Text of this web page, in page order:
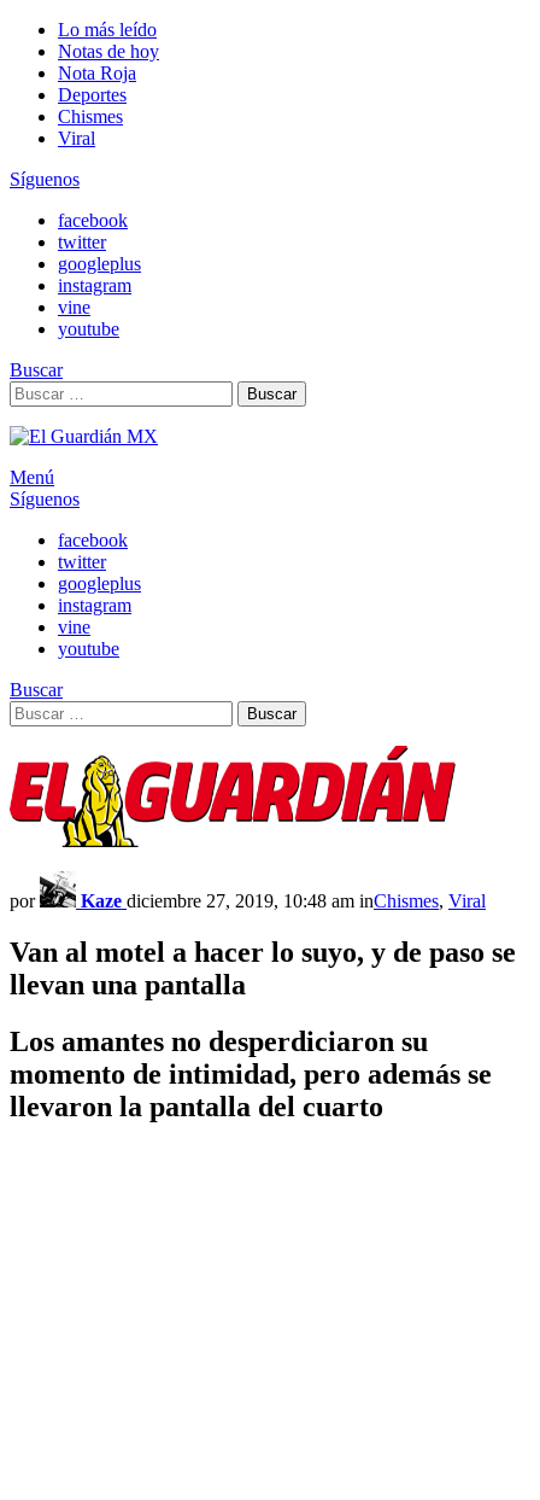
Lo más leído
Notas de hoy
Nota Roja
Deportes
Chismes
Viral
Síguenos
facebook
twitter
googleplus
instagram
vine
youtube
Buscar
Search
for:
Buscar
Menú
Síguenos
facebook
twitter
googleplus
instagram
vine
youtube
Buscar
Search
for:
Buscar
por Kaze diciembre 27, 2019, 10:48 am inChismes, Viral
Van al motel a hacer lo suyo, y de paso se
llevan una pantalla
Los amantes no desperdiciaron su
momento de intimidad, pero además se
llevaron la pantalla del cuarto